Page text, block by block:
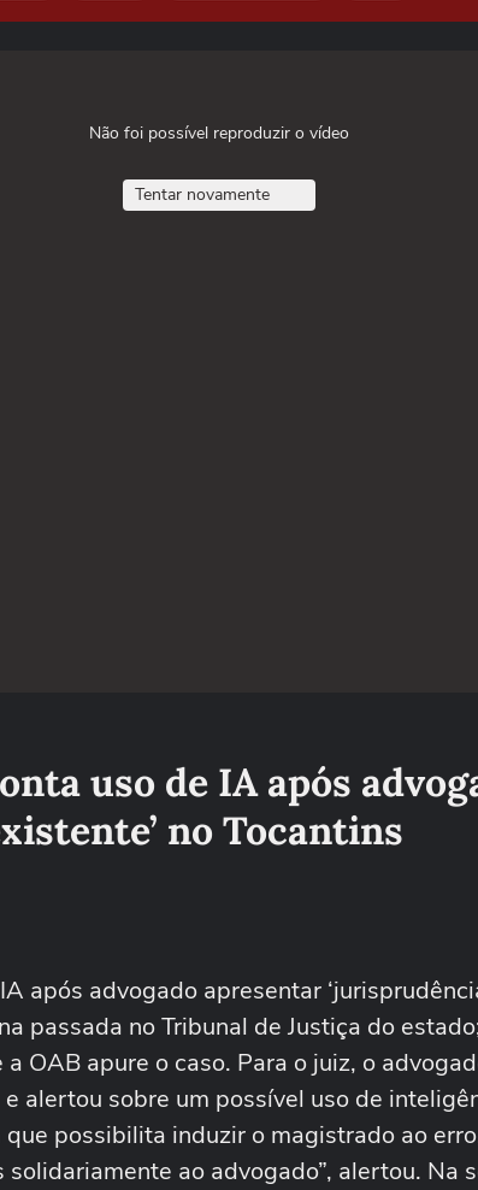
Não foi possível reproduzir o vídeo
Tentar novamente
uso de IA após
no Tocantins
após advogado apresentar
passada no Tribunal de Justiça do
OAB apure o caso. Para o juiz, o
alertou sobre um possível uso de
possibilita induzir o magistrado ao
ao advogado”, alertou. Na